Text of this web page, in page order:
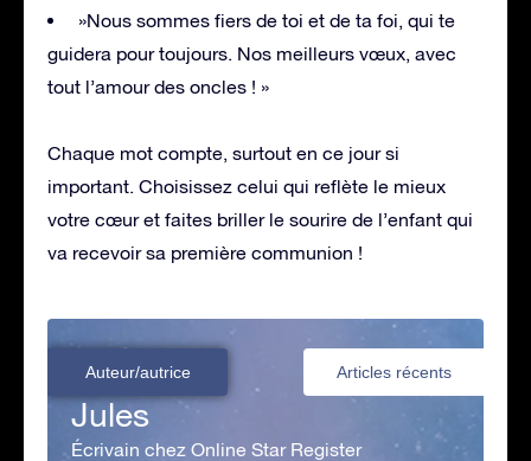
»Nous sommes fiers de toi et de ta foi, qui te
guidera pour toujours. Nos meilleurs vœux, avec
tout l’amour des oncles ! »
Chaque mot compte, surtout en ce jour si
important. Choisissez celui qui reflète le mieux
votre cœur et faites briller le sourire de l’enfant qui
va recevoir sa première communion !
Auteur/autrice Articles récents
Jules
Écrivain chez Online Star Register